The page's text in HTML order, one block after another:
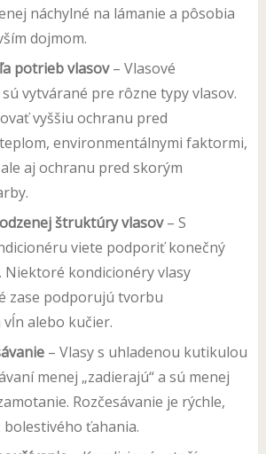
náchylné na lámanie a pôsobia
dojmom.
potrieb vlasov– Vlasové
vytvárané pre rôzne typy vlasov.
vyššiu ochranu pred
environmentálnymi faktormi,
aj ochranu pred skorým
štruktúry vlasov– S
viete podporiť konečný
Niektoré kondicionéry vlasy
zase podporujú tvorbu
alebo kučier.
– Vlasy s uhladenou kutikulou
menej „zadierajú“ a sú menej
Rozčesávanie je rýchle,
bolestivého ťahania.